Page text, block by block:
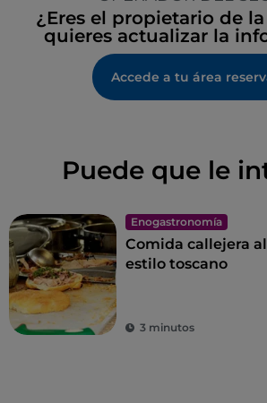
¿Eres el propietario de
quieres actualizar la
Accede a tu área
Puede que le
Enogastronomía
Comida callejera al
estilo toscano
3 minutos